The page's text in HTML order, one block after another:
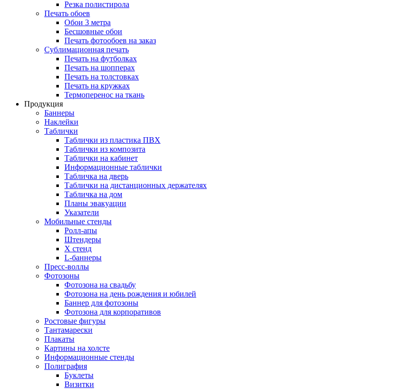
Резка полистирола
Печать обоев
Обои 3 метра
Бесшовные обои
Печать фотообоев на заказ
Сублимационная печать
Печать на футболках
Печать на шопперах
Печать на толстовках
Печать на кружках
Термоперенос на ткань
Продукция
Баннеры
Наклейки
Таблички
Таблички из пластика ПВХ
Таблички из композита
Таблички на кабинет
Информационные таблички
Табличка на дверь
Таблички на дистанционных держателях
Табличка на дом
Планы эвакуации
Указатели
Мобильные стенды
Ролл-апы
Штендеры
Х стенд
L-баннеры
Пресс-воллы
Фотозоны
Фотозона на свадьбу
Фотозона на день рождения и юбилей
Баннер для фотозоны
Фотозона для корпоративов
Ростовые фигуры
Тантамарески
Плакаты
Картины на холсте
Информационные стенды
Полиграфия
Буклеты
Визитки